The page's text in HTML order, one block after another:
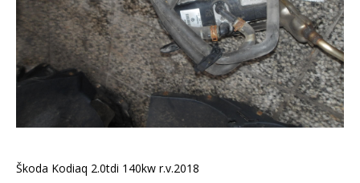
Škoda Kodiaq 2.0tdi 140kw r.v.2018